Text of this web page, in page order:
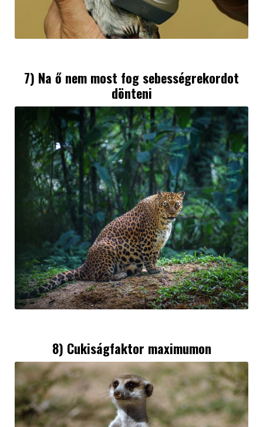
7) Na ő nem most fog sebességrekordot
dönteni
8) Cukiságfaktor maximumon